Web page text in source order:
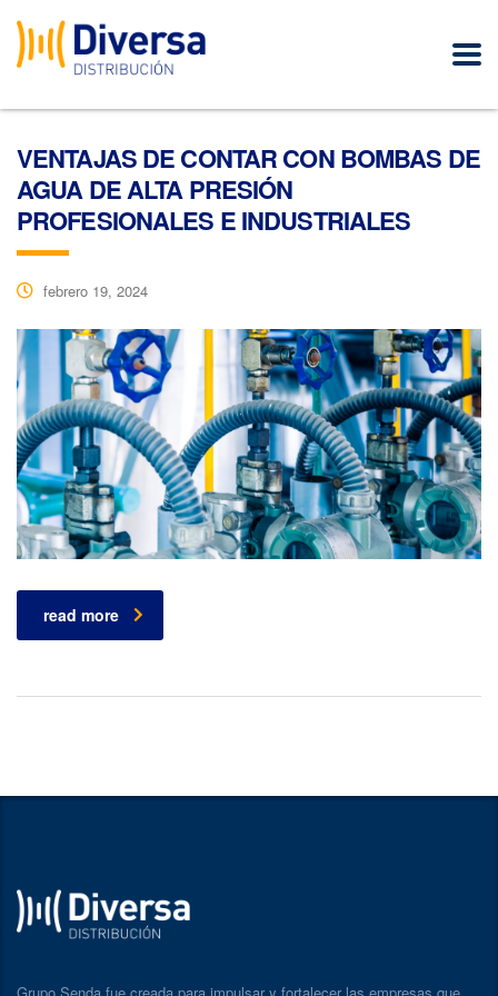
VENTAJAS DE CONTAR CON BOMBAS DE
AGUA DE ALTA PRESIÓN
PROFESIONALES E INDUSTRIALES
febrero 19, 2024
read more